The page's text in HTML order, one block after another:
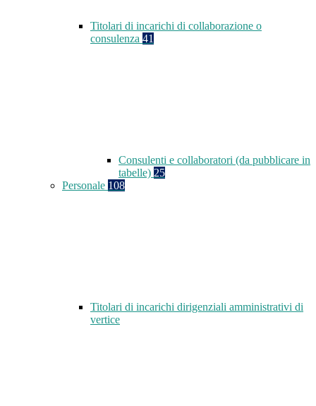
Titolari di incarichi di collaborazione o
consulenza 41
Consulenti e collaboratori (da pubblicare in
tabelle) 25
Personale 108
Titolari di incarichi dirigenziali amministrativi di
vertice